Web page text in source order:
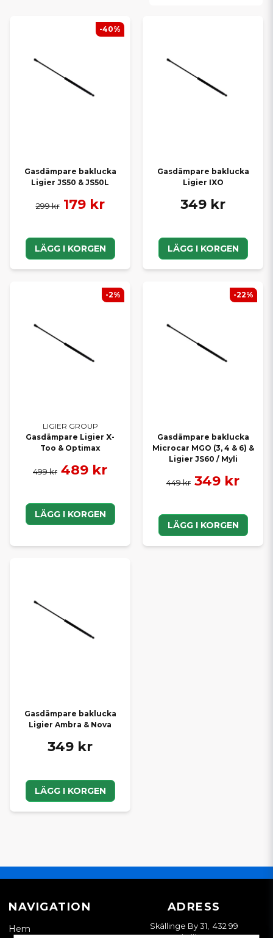
Gasdämpare baklucka
Ligier JS50 & JS50L
299 kr 179 kr
LÄGG I KORGEN
-40%
Gasdämpare baklucka
Ligier IXO
349 kr
LÄGG I KORGEN
LIGIER GROUP
Gasdämpare Ligier X-
Too & Optimax
499 kr 489 kr
LÄGG I KORGEN
-2%
Gasdämpare baklucka
Microcar MGO (3, 4 & 6) &
Ligier JS60 / Myli
449 kr 349 kr
LÄGG I KORGEN
-22%
Gasdämpare baklucka
Ligier Ambra & Nova
349 kr
LÄGG I KORGEN
NAVIGATION
Hem
ADRESS
Skällinge By 31, 432 99